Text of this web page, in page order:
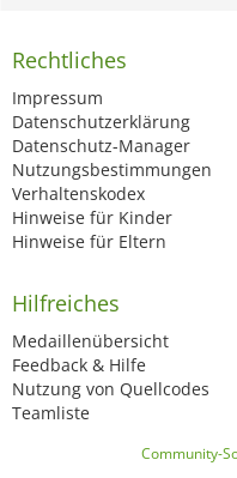
Rechtliches
Impressum
Datenschutzerklärung
Datenschutz-Manager
Nutzungsbestimmungen
Verhaltenskodex
Hinweise für Kinder
Hinweise für Eltern
Hilfreiches
Medaillenübersicht
Feedback & Hilfe
Nutzung von Quellcodes
Teamliste
Community-